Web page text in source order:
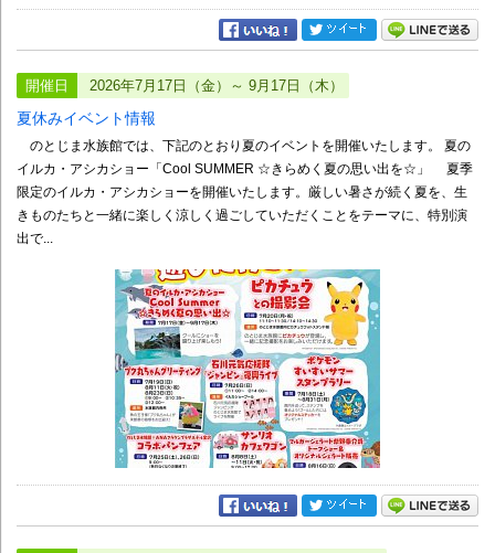
開催日 2026年7月17日（金）～ 9月17日（木）
夏休みイベント情報
のとじま水族館では、下記のとおり夏のイベントを開催いたします。 夏の
イルカ・アシカショー「Cool SUMMER ☆きらめく夏の思い出を☆」 夏季
限定のイルカ・アシカショーを開催いたします。厳しい暑さが続く夏を、生
きものたちと一緒に楽しく涼しく過ごしていただくことをテーマに、特別演
出で...